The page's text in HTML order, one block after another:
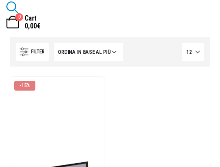
0
Cart
0,00€
FILTER
-15%